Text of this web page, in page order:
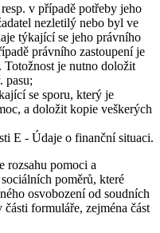
v případě potřeby jeho
nezletilý nebo byl ve
týkající se jeho právního
právního zastoupení je
je nutno doložit
pasu;
se sporu, který je
a doložit kopie veškerých
E - Údaje o finanční situaci.
rozsahu pomoci a
poměrů, které
osvobození od soudních
formuláře, zejména část